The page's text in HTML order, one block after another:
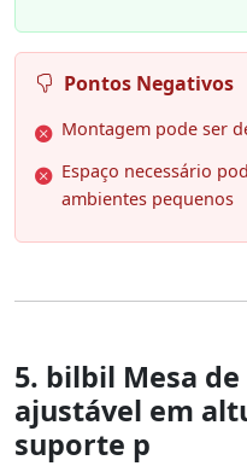
Pontos Negativos
Montagem pode ser
Espaço necessário
ambientes pequenos
5. bilbil Mesa
ajustável em
suporte p